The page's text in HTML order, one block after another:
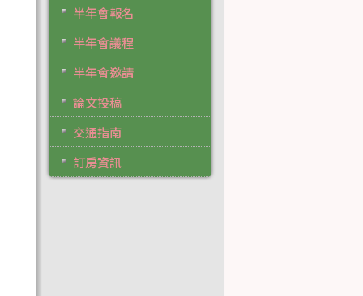
半年會報名
半年會議程
半年會邀請
論文投稿
交通指南
訂房資訊